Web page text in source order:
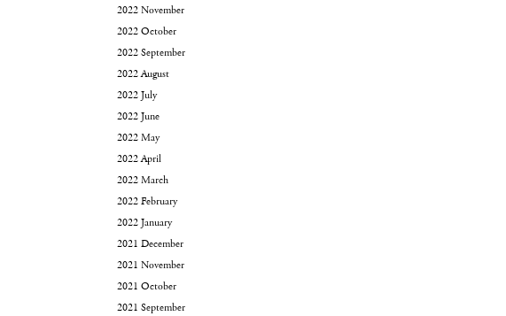
2022 November
2022 October
2022 September
2022 August
2022 July
2022 June
2022 May
2022 April
2022 March
2022 February
2022 January
2021 December
2021 November
2021 October
2021 September